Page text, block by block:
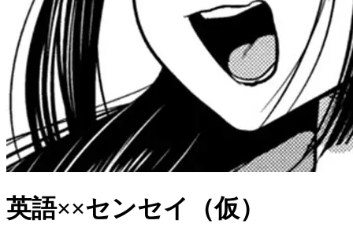
英語××センセイ（仮）